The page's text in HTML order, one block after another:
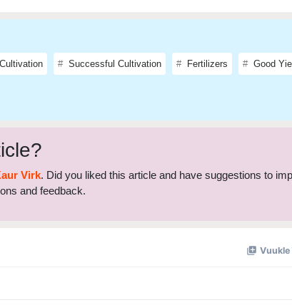
Virk. Did you liked this article and have suggestions to